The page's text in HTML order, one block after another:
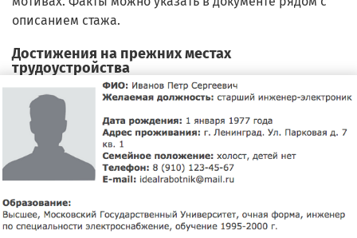
описанием стажа.
Достижения на прежних местах
трудоустройства